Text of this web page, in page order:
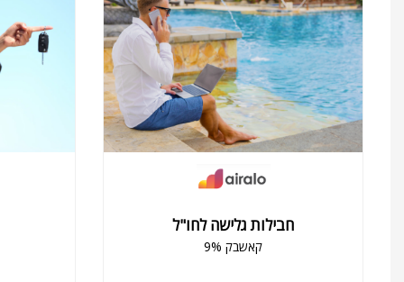
חבילות גלישה לחו"ל
9% קאשבק